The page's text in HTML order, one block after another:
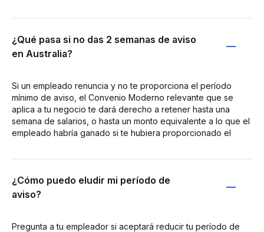
¿Qué pasa si no das 2 semanas de aviso
en Australia?
Si un empleado renuncia y no te proporciona el período
mínimo de aviso, el Convenio Moderno relevante que se
aplica a tu negocio te dará derecho a retener hasta una
semana de salarios, o hasta un monto equivalente a lo que el
empleado habría ganado si te hubiera proporcionado el
¿Cómo puedo eludir mi período de
aviso?
Pregunta a tu empleador si aceptará reducir tu período de